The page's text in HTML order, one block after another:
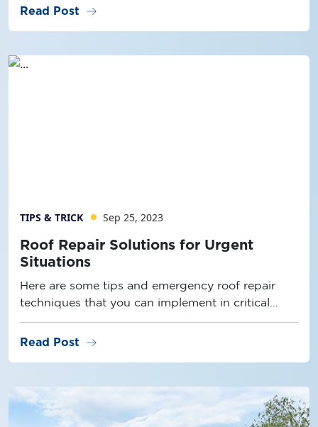
Read Post arrow_right_alt
TIPS & TRICK Sep 25, 2023
Roof Repair Solutions for Urgent
Situations
Here are some tips and emergency roof repair
techniques that you can implement in critical
conditions.
Read Post arrow_right_alt